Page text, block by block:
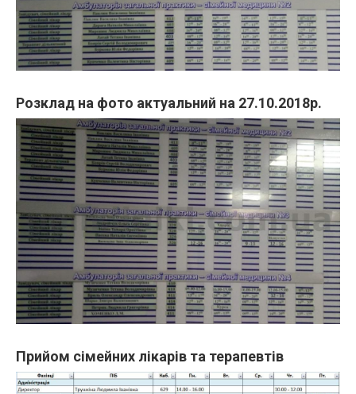
Розклад на фото актуальний на 27.10.2018р.
Прийом сімейних лікарів та терапевтів